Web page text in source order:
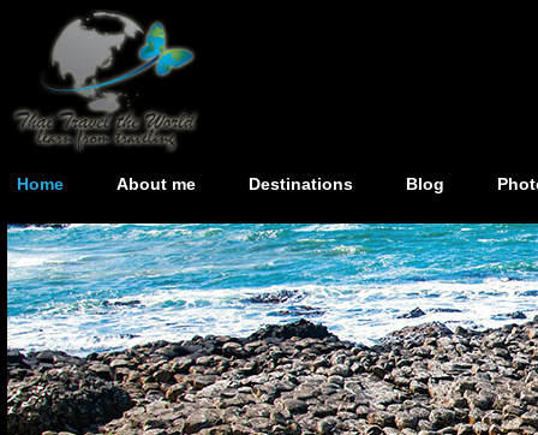
Home About me Destinations Blog